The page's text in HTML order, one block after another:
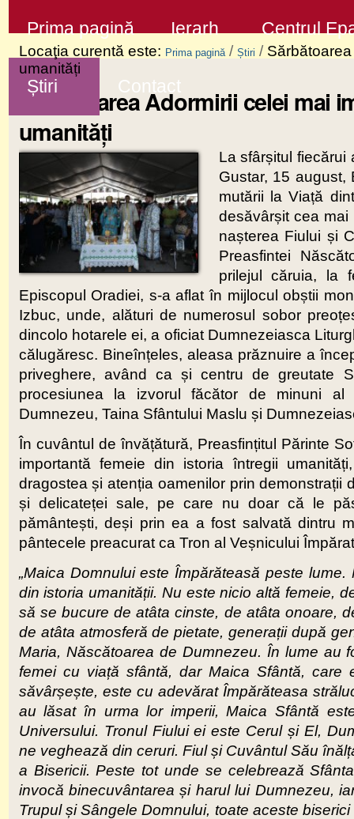
la
conţinut
Sari
la
navigare
Prima pagină Ierarh Centrul
Știri Contact
Locaţia curentă este: Prima pagină / Știri /
umanități
Sărbătoarea Adormirii celei mai
umanități
La sfârșitul fiecărui
Gustar, 15 august,
mutării la Viață
desăvârșit cea
nașterea Fiului și
Preasfintei
prilejul căruia, la
Episcopul Oradiei, s-a aflat în mijlocul obștii
Izbuc, unde, alături de numerosul sobor
dincolo hotarele ei, a oficiat Dumnezeiasca
călugăresc. Bineînțeles, aleasa prăznuire a
priveghere, având ca și centru de greutate
procesiunea la izvorul făcător de minuni al
Dumnezeu, Taina Sfântului Maslu și
În cuvântul de învățătură, Preasfințitul Părinte
importantă femeie din istoria întregii
dragostea și atenția oamenilor prin demonstrații
și delicateței sale, pe care nu doar că le
pământești, deși prin ea a fost salvată dintru
pântecele preacurat ca Tron al Veșnicului
„Maica Domnului este Împărăteasă peste
din istoria umanității. Nu este nicio altă femeie,
să se bucure de atâta cinste, de atâta onoare,
de atâta atmosferă de pietate, generații după
Maria, Născătoarea de Dumnezeu. În lume au
femei cu viață sfântă, dar Maica Sfântă,
săvârșește, este cu adevărat Împărăteasa
au lăsat în urma lor imperii, Maica Sfântă
Universului. Tronul Fiului ei este Cerul și El,
ne veghează din ceruri. Fiul și Cuvântul Său
a Bisericii. Peste tot unde se celebrează
invocă binecuvântarea și harul lui Dumnezeu,
Trupul și Sângele Domnului, toate aceste